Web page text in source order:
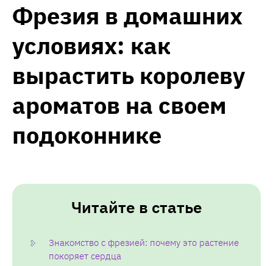
Фрезия в домашних
условиях: как
вырастить королеву
ароматов на своем
подоконнике
Читайте в статье
Знакомство с фрезией: почему это растение
покоряет сердца